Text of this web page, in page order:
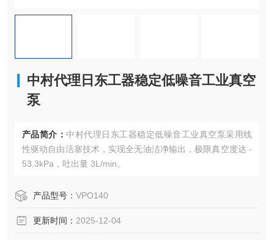
中村代理日东工器稳定低噪音工业真空
泵
产品简介： 中村代理日东工器稳定低噪音工业真空泵采用线
性驱动自由活塞技术，实现全无油洁净输出，极限真空度达 -
53.3kPa，吐出量 3L/min。
产品型号： VPO140
更新时间： 2025-12-04